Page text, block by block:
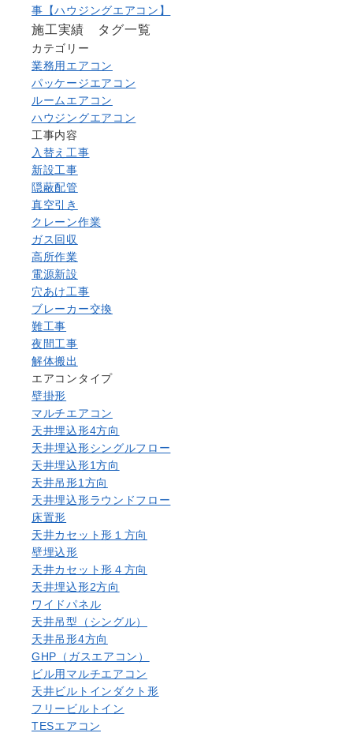
事【ハウジングエアコン】
施工実績 タグ一覧
カテゴリー
業務用エアコン
パッケージエアコン
ルームエアコン
ハウジングエアコン
工事内容
入替え工事
新設工事
隠蔽配管
真空引き
クレーン作業
ガス回収
高所作業
電源新設
穴あけ工事
ブレーカー交換
難工事
夜間工事
解体搬出
エアコンタイプ
壁掛形
マルチエアコン
天井埋込形4方向
天井埋込形シングルフロー
天井埋込形1方向
天井吊形1方向
天井埋込形ラウンドフロー
床置形
天井カセット形１方向
壁埋込形
天井カセット形４方向
天井埋込形2方向
ワイドパネル
天井吊型（シングル）
天井吊形4方向
GHP（ガスエアコン）
ビル用マルチエアコン
天井ビルトインダクト形
フリービルトイン
TESエアコン